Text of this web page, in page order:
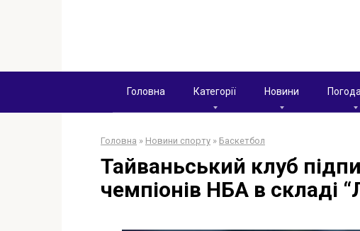
Головна Категорії Новини
Головна » Новини спорту » Баскетбол
Тайваньський клуб
чемпіонів НБА в складі